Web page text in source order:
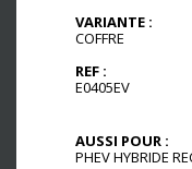
VARIANTE :
COFFRE
REF :
E0405EV
AUSSI POUR :
PHEV HYBRIDE